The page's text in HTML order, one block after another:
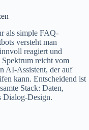
als simple FAQ-
versteht man
reagiert und
Spektrum reicht vom
AI‑Assistent, der auf
kann. Entscheidend ist
Stack: Daten,
Dialog-Design.